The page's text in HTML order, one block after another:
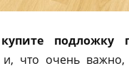
купите подложку
и, что очень